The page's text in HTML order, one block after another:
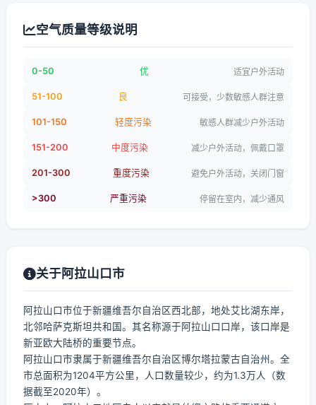
空气质量等级说明
0-50 优 适宜户外活动
51-100 良 可接受，少数敏感人群注意
101-150 轻度污染 敏感人群减少户外活动
151-200 中度污染 减少户外活动，佩戴口罩
201-300 重度污染 避免户外活动，关闭门窗
>300 严重污染 停留在室内，减少通风
关于阿拉山口市
阿拉山口市位于新疆维吾尔自治区西北部，地处艾比湖东岸，
北邻哈萨克斯坦共和国。其名称源于阿拉山口口岸，该口岸是
新亚欧大陆桥的重要节点。
阿拉山口市隶属于新疆维吾尔自治区博尔塔拉蒙古自治州。全
市总面积为1204平方公里，人口数量较少，约为1.3万人（数
据截至2020年）。